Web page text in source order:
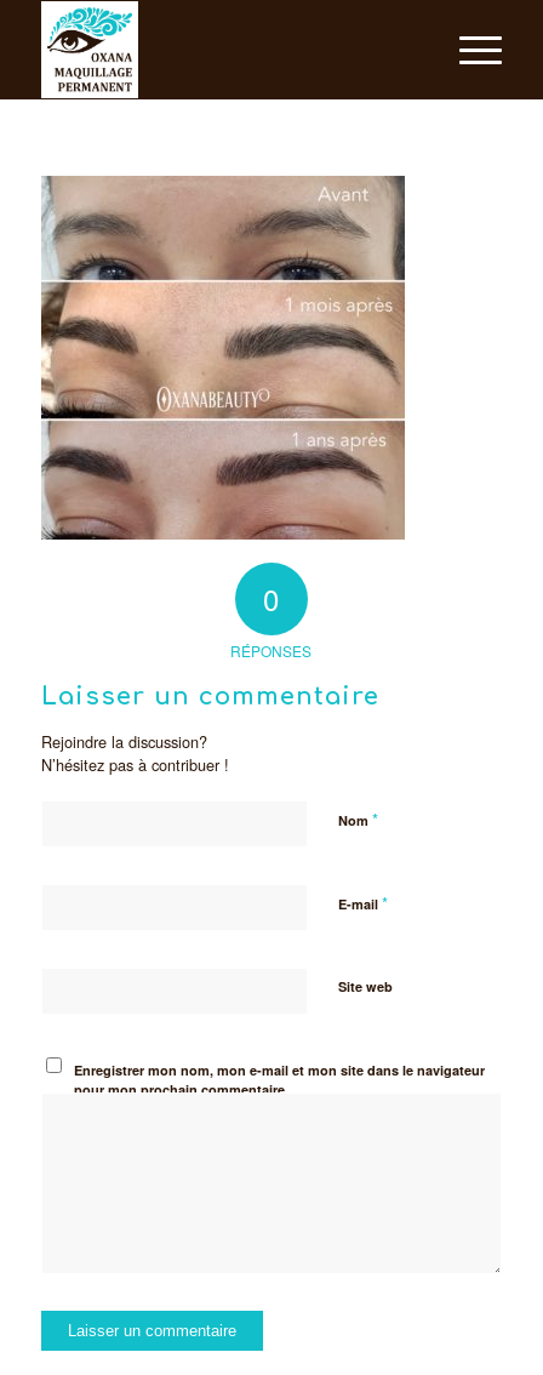
0
RÉPONSES
Laisser un commentaire
Rejoindre la discussion?
N’hésitez pas à contribuer !
Nom *
E-mail *
Site web
Enregistrer mon nom, mon e-mail et mon site dans le navigateur
pour mon prochain commentaire.